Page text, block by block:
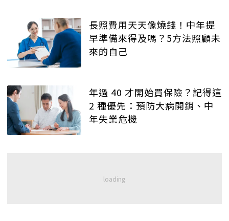
長照費用天天像燒錢！中年提
早準備來得及嗎？5方法照顧未
來的自己
年過 40 才開始買保險？記得這
2 種優先：預防大病開銷、中
年失業危機